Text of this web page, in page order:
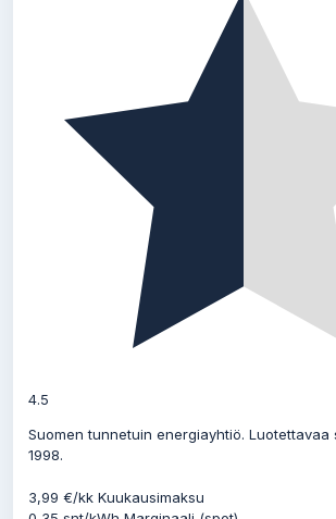
4.5
Suomen tunnetuin energiayhtiö. Luotettavaa
1998.
3,99 €/kk Kuukausimaksu